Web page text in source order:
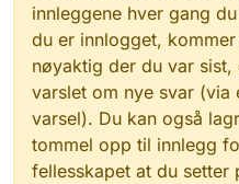
innleggene hver gang
du er innlogget,
nøyaktig der du var
varslet om nye svar (via
varsel). Du kan også
tommel opp til innlegg
fellesskapet at du setter